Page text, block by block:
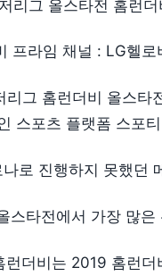
리그 올스타전 홈런
프라임 채널 : LG헬
리그 홈런더비 올스타
스포츠 플랫폼 스포
로 진행하지 못했던
스타전에서 가장 많
런더비는 2019 홈런